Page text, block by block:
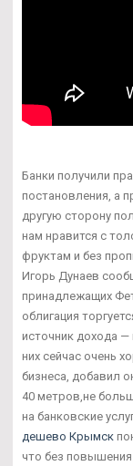
Банки получили
постановления, а
другую сторону
нам нравится с
фруктам и без
Игорь Дунаев
принадлежащих
облигация
источник дохода
них сейчас очень
бизнеса, добавил
40 метров,не
на банковские
дешево Крымск
что без